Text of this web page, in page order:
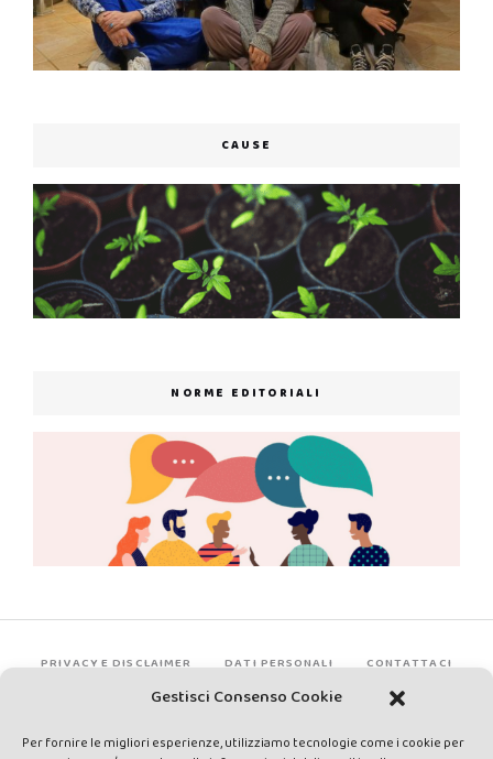
Gestisci Consenso Cookie
Per fornire le migliori esperienze, utilizziamo tecnologie come i cookie per
CAUSE
NORME EDITORIALI
PRIVACY E DISCLAIMER DATI PERSONALI CONTATTACI